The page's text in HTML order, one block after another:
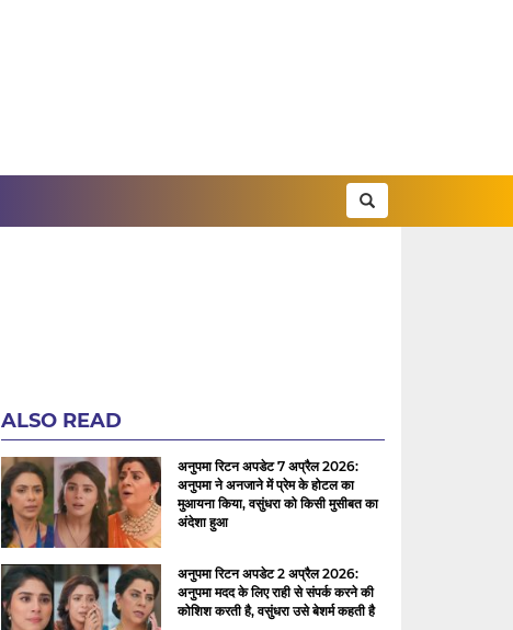
ALSO READ
अनुपमा रिटन अपडेट 7 अप्रैल 2026:
अनुपमा ने अनजाने में प्रेम के होटल का
मुआयना किया, वसुंधरा को किसी मुसीबत का
अंदेशा हुआ
अनुपमा रिटन अपडेट 2 अप्रैल 2026:
अनुपमा मदद के लिए राही से संपर्क करने की
कोशिश करती है, वसुंधरा उसे बेशर्म कहती है